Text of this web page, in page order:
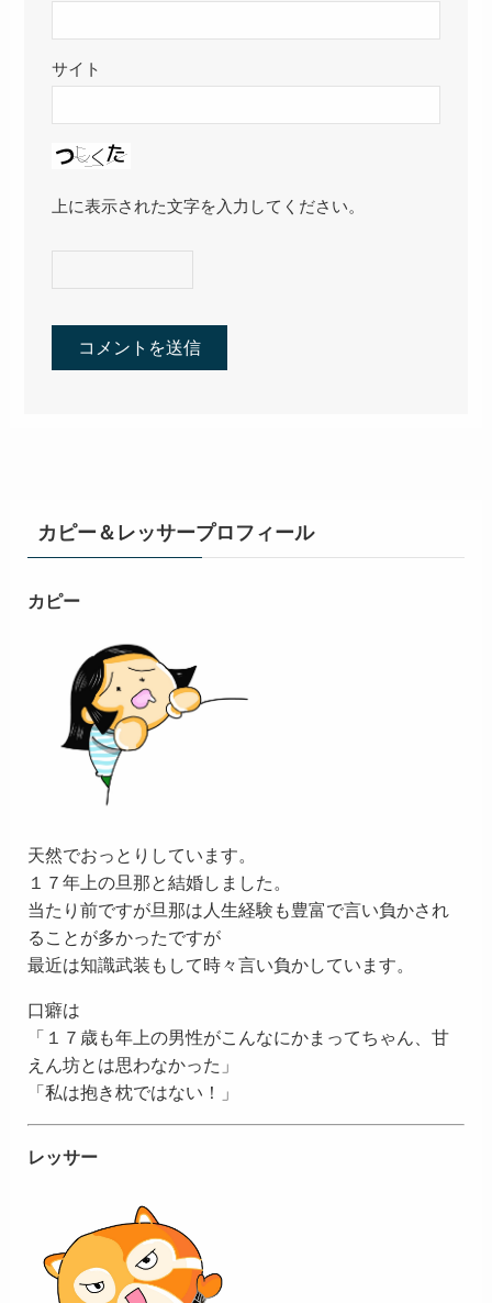
サイト
上に表示された文字を入力してください。
カピー＆レッサープロフィール
カピー
天然でおっとりしています。
１７年上の旦那と結婚しました。
当たり前ですが旦那は人生経験も豊富で言い負かされ
ることが多かったですが
最近は知識武装もして時々言い負かしています。
口癖は
「１７歳も年上の男性がこんなにかまってちゃん、甘
えん坊とは思わなかった」
「私は抱き枕ではない！」
レッサー